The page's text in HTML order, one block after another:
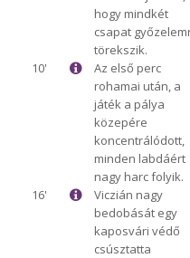
hogy mindkét
csapat
törekszik.
10'
Az első perc
rohamai után, a
játék a pálya
közepére
koncentrálódott,
minden labdáért
nagy harc folyik.
16'
Viczián nagy
bedobását egy
kaposvári védő
csúsztatta